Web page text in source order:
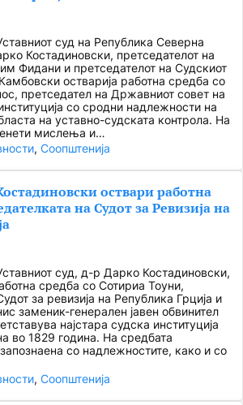
суд на Република Северна
Костадиновски, претседателот на
Фидани и претседателот на Судскиот
остварија работна средба со
претседател на Државниот совет на
со сродни надлежности на
на уставно-судската контрола. На
мислења и…
, Соопштенија
оствари работна
на Судот за Ревизија на
суд, д-р Дарко Костадиновски,
средба со Сотириа Тоуни,
за ревизија на Република Грција и
заменик-генерален јавен обвинител
најстара судска институција
во 1829 година. На средбата
со надлежностите, како и со
, Соопштенија